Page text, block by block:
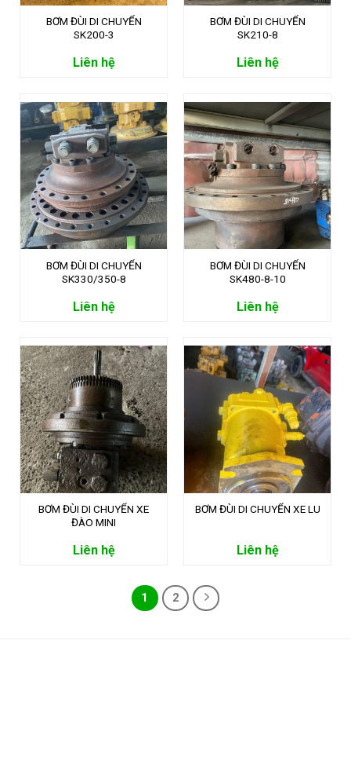
BƠM ĐÙI DI CHUYỂN
SK200-3
Liên hệ
BƠM ĐÙI DI CHUYỂN
SK210-8
Liên hệ
BƠM ĐÙI DI CHUYỂN
SK330/350-8
Liên hệ
BƠM ĐÙI DI CHUYỂN
SK480-8-10
Liên hệ
BƠM ĐÙI DI CHUYỂN XE
ĐÀO MINI
Liên hệ
BƠM ĐÙI DI CHUYỂN XE LU
Liên hệ
1 2